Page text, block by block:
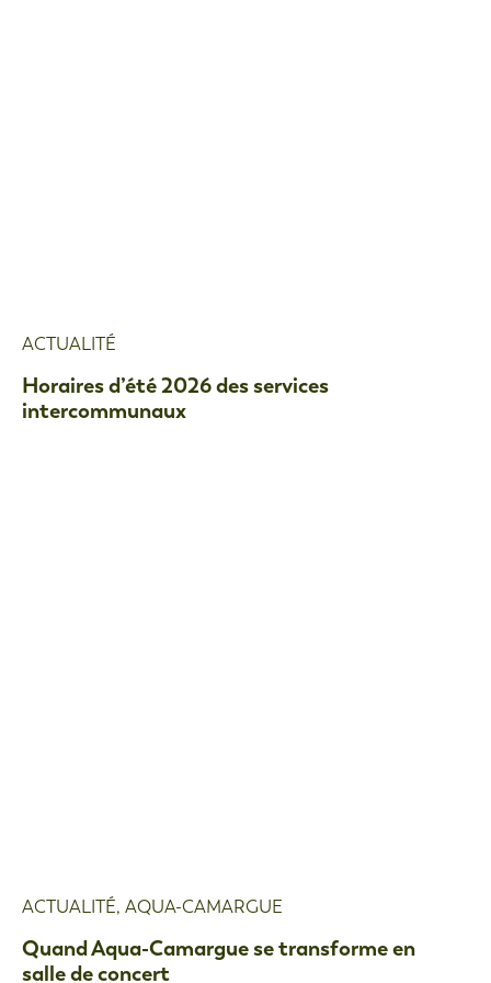
ACTUALITÉ
Horaires d’été 2026 des services
intercommunaux
ACTUALITÉ, AQUA-CAMARGUE
Quand Aqua-Camargue se transforme en
salle de concert